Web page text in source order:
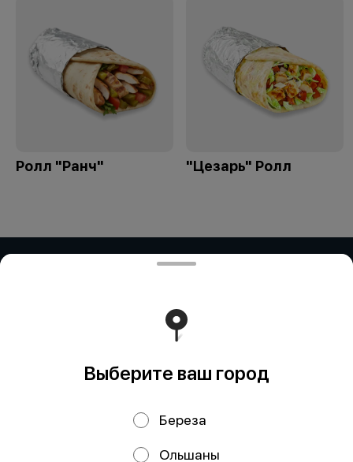
Ролл "Ранч" "Цезарь" Ролл
ЧАСТНОЕ ПРЕДПРИЯТИЕ "ПРИМАР
БЕЛАРУСЬ, БРЕСТСКАЯ ОБЛ., Г. ПИНСК, УЛ.
РОКОССОВСКОГО, ДОМ 23Д/2, 225715 УНП: 291838328
"Карт-счет: BY59ALFA30122E81510010270000 в BYN в
ЗАО 'Альфа-Банк', БИК: ALFABY2X"
Политика конфиденциальности
Выберите ваш город
Береза
Ольшаны